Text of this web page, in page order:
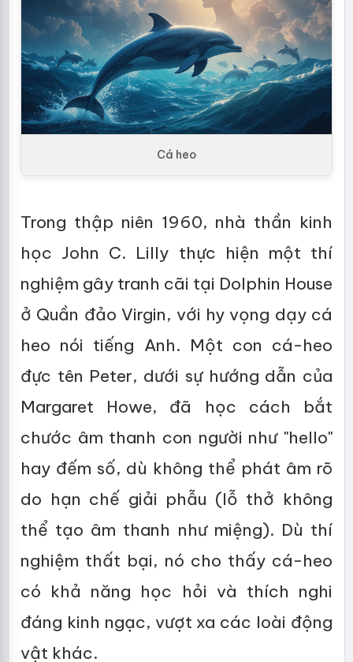
Cá heo
Trong thập niên 1960, nhà thần kinh
học John C. Lilly thực hiện một thí
nghiệm gây tranh cãi tại Dolphin House
ở Quần đảo Virgin, với hy vọng dạy cá
heo nói tiếng Anh. Một con cá-heo
đực tên Peter, dưới sự hướng dẫn của
Margaret Howe, đã học cách bắt
chước âm thanh con người như "hello"
hay đếm số, dù không thể phát âm rõ
do hạn chế giải phẫu (lỗ thở không
thể tạo âm thanh như miệng). Dù thí
nghiệm thất bại, nó cho thấy cá-heo
có khả năng học hỏi và thích nghi
đáng kinh ngạc, vượt xa các loài động
vật khác.